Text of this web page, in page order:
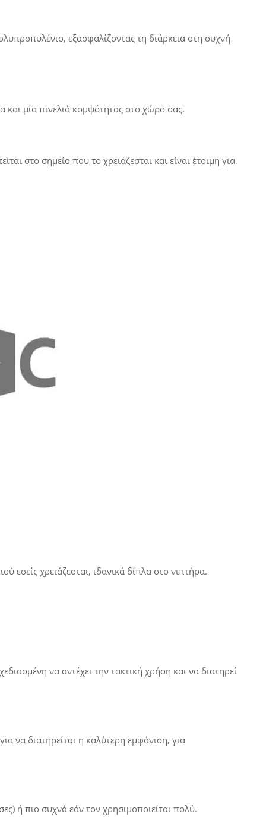
, εξασφαλίζοντας τη διάρκεια στη συχνή
και μία πινελιά κομψότητας στο χώρο σας.
στο σημείο που το χρειάζεσται και είναι έτοιμη για
εσείς χρειάζεσται, ιδανικά δίπλα στο νιπτήρα.
να αντέχει την τακτική χρήση και να διατηρεί
να διατηρείται η καλύτερη εμφάνιση, για
ή πιο συχνά εάν τον χρησιμοποιείται πολύ.